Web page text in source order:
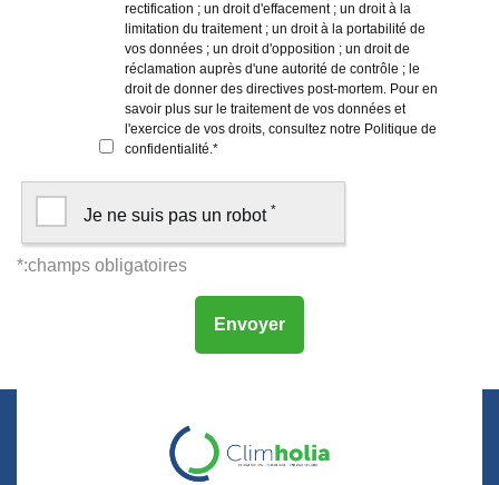
rectification ; un droit d'effacement ; un droit à la
limitation du traitement ; un droit à la portabilité de
vos données ; un droit d'opposition ; un droit de
réclamation auprès d'une autorité de contrôle ; le
droit de donner des directives post-mortem. Pour en
savoir plus sur le traitement de vos données et
l'exercice de vos droits, consultez notre Politique de
confidentialité.*
Je ne suis pas un robot *